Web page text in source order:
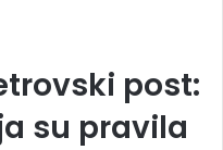
post:
su pravila